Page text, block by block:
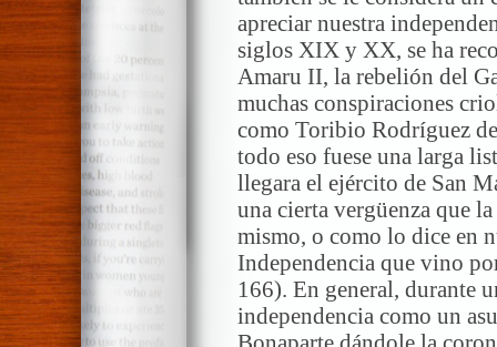
apreciar nuestra
siglos XIX y XX, se ha
Amaru II, la rebelión del
muchas conspiraciones
como Toribio Rodríguez
todo eso fuese una larga
llegara el ejército de San
una cierta vergüenza que
mismo, o como lo dice en
Independencia que vino
166). En general, durante
independencia como un